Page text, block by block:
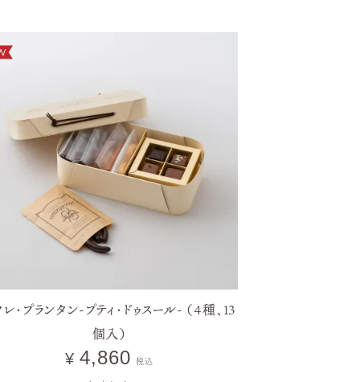
価格が高い順
レ・プランタン-プティ・ドゥスール- （4種、13
個入）
¥ 4,860 税込